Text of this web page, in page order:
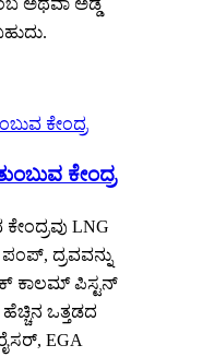
ಅಥವಾ ಅಡ್ಡ
ಕೇಂದ್ರ
LNG
ದ್ರವವನ್ನು
ಕಾಲಮ್ ಪಿಸ್ಟನ್
ಒತ್ತಡದ
EGA